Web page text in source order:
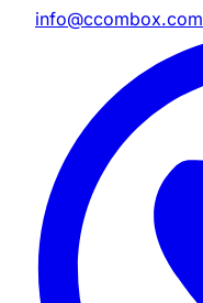
info@ccombox.com